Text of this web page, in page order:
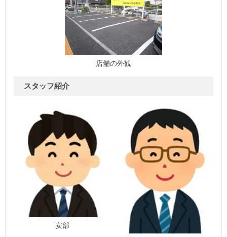
店舗の外観
スタッフ紹介
安部